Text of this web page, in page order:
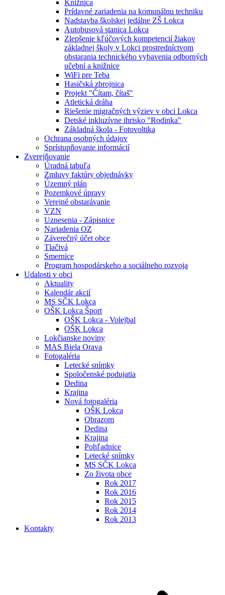
Knižnica
Prídavné zariadenia na komunálnu techniku
Nadstavba školskej jedálne ZŠ Lokca
Autobusová stanica Lokca
Zlepšenie kľúčových kompetencií žiakov
základnej školy v Lokci prostredníctvom
obstarania technického vybavenia odborných
učební a knižnice
WiFi pre Teba
Hasičská zbrojnica
Projekt "Čítam, čítaš"
Atletická dráha
Riešenie migračných výziev v obci Lokca
Detské inkluzívne ihrisko "Rodinka"
Základná škola - Fotovoltika
Ochrana osobných údajov
Sprístupňovanie informácií
Zverejňovanie
Úradná tabuľa
Zmluvy faktúry objednávky
Územný plán
Pozemkové úpravy
Verejné obstarávanie
VZN
Uznesenia - Zápisnice
Nariadenia OZ
Záverečný účet obce
Tlačivá
Smernice
Program hospodárskeho a sociálneho rozvoja
Udalosti v obci
Aktuality
Kalendár akcií
MS SČK Lokca
OŠK Lokca Šport
OŠK Lokca - Volejbal
OŠK Lokca
Lokčianske noviny
MAS Biela Orava
Fotogaléria
Letecké snímky
Spoločenské podujatia
Dedina
Krajina
Nová fotogaléria
OŠK Lokca
Obrazom
Dedina
Krajina
Pohľadnice
Letecké snímky
MS SČK Lokca
Zo života obce
Rok 2017
Rok 2016
Rok 2015
Rok 2014
Rok 2013
Kontakty